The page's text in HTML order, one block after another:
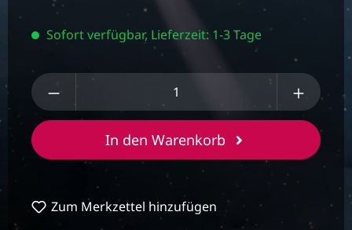
Sofort verfügbar, Lieferzeit: 1-3 Tage
Produkt Anzahl: Gib den gewünschten
In den Warenkorb
Zum Merkzettel hinzufügen